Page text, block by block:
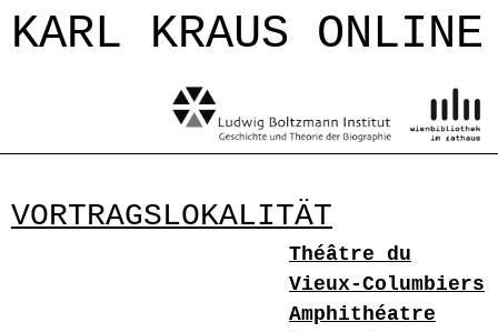
Jump to navigation
KARL KRAUS ONLINE
VORTRAGSLOKALITÄT
Théâtre du
Vieux-Columbiers
Amphithéatre